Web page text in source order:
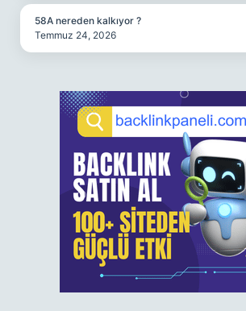
58A nereden kalkıyor ?
Temmuz 24, 2026